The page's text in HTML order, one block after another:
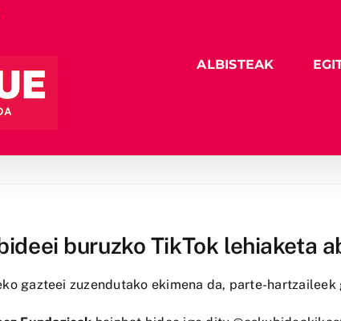
ALBISTEAK
buruzko TikTok lehiaketa
gazteei zuzendutako ekimena da, parte-